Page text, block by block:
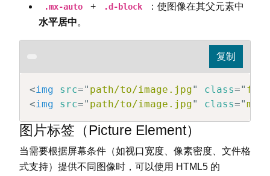
.mx-auto + .d-block
：使图像在其父元素中
水平居中。
<img src=" path/to/image.jpg" class="
<img src=" path/to/image.jpg" class="mx-
图片标签（Picture Element）
当需要根据屏幕条件（如视口宽度、像素密度、文件格
式支持）提供不同图像时，可以使用 HTML5 的